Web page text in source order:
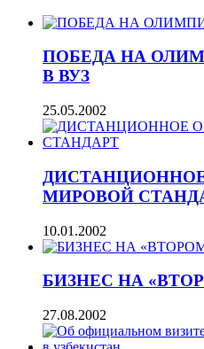
ПОБЕДА НА
В ВУЗ
25.05.2002
МИРОВОЙ
10.01.2002
БИЗНЕС НА
27.08.2002